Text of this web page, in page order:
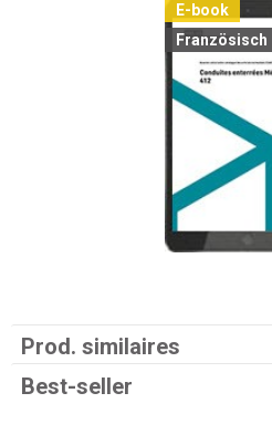
E-book
Französisch
Prod. similaires
Best-seller